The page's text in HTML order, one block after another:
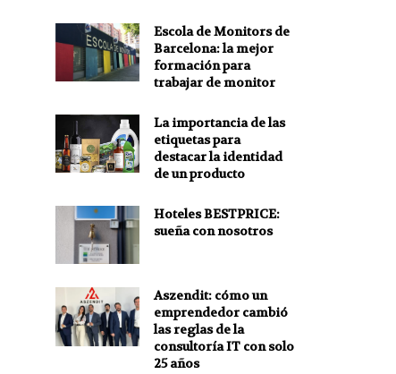
Escola de Monitors de
Barcelona: la mejor
formación para
trabajar de monitor
La importancia de las
etiquetas para
destacar la identidad
de un producto
Hoteles BESTPRICE:
sueña con nosotros
Aszendit: cómo un
emprendedor cambió
las reglas de la
consultoría IT con solo
25 años